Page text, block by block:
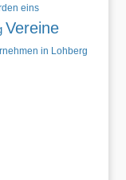
eins
Vereine
in Lohberg